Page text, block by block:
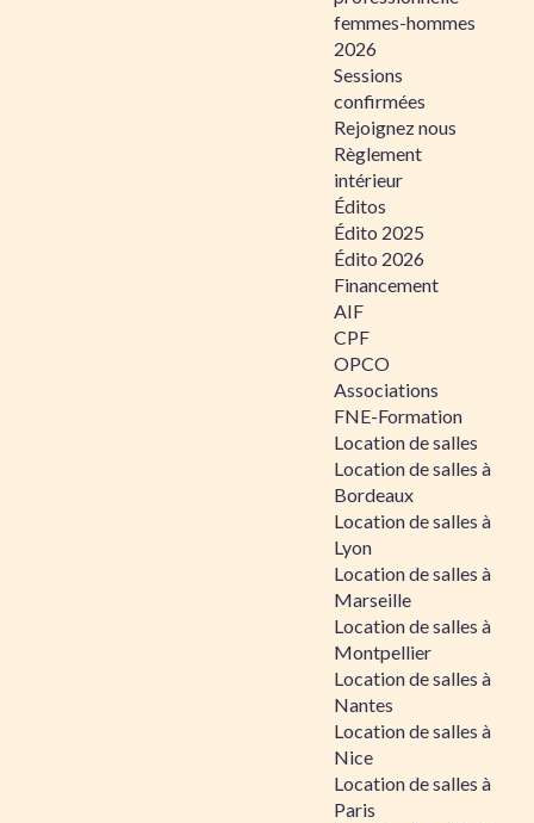
femmes-hommes
2026
Sessions
confirmées
Rejoignez nous
Règlement
intérieur
Éditos
Édito 2025
Édito 2026
Financement
AIF
CPF
OPCO
Associations
FNE-Formation
Location de salles
Location de salles à
Bordeaux
Location de salles à
Lyon
Location de salles à
Marseille
Location de salles à
Montpellier
Location de salles à
Nantes
Location de salles à
Nice
Location de salles à
Paris